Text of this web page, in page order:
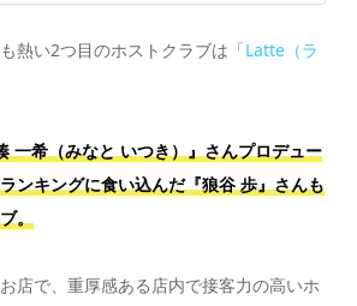
熱い2つ目のホストクラブは「Latte（ラ
一希（みなと いつき）』さんプロデュー
ンキングに食い込んだ『狼谷 歩』さんも
。
店で、重厚感ある店内で接客力の高いホ